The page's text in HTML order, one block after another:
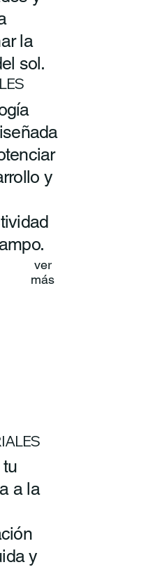
la
sol.
y
ver
más
a la
y